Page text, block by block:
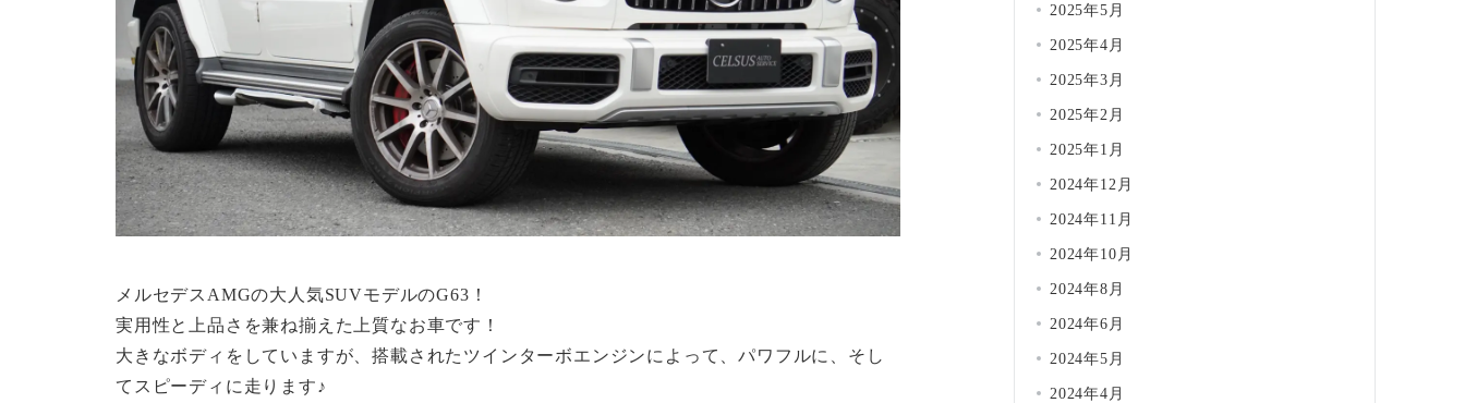
メルセデスAMGの大人気SUVモデルのG63！
実用性と上品さを兼ね揃えた上質なお車です！
大きなボディをしていますが、搭載されたツインターボエンジンによって、パワフルに、そし
てスピーディに走ります♪
2025年5月
2025年4月
2025年3月
2025年2月
2025年1月
2024年12月
2024年11月
2024年10月
2024年8月
2024年6月
2024年5月
2024年4月